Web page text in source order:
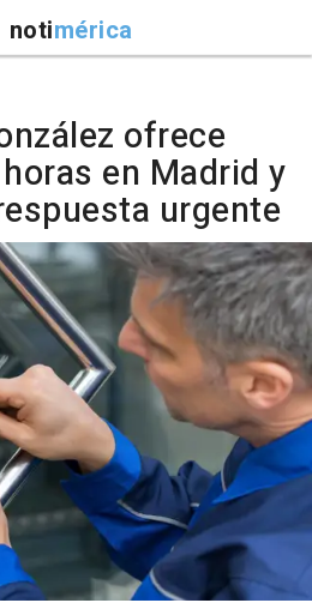
notimérica
ofrece
en Madrid y
urgente